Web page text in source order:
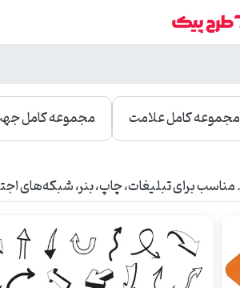
مجموعه کامل علامت مجموعه کامل